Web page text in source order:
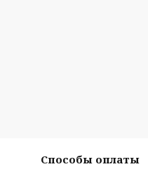
Способы оплаты